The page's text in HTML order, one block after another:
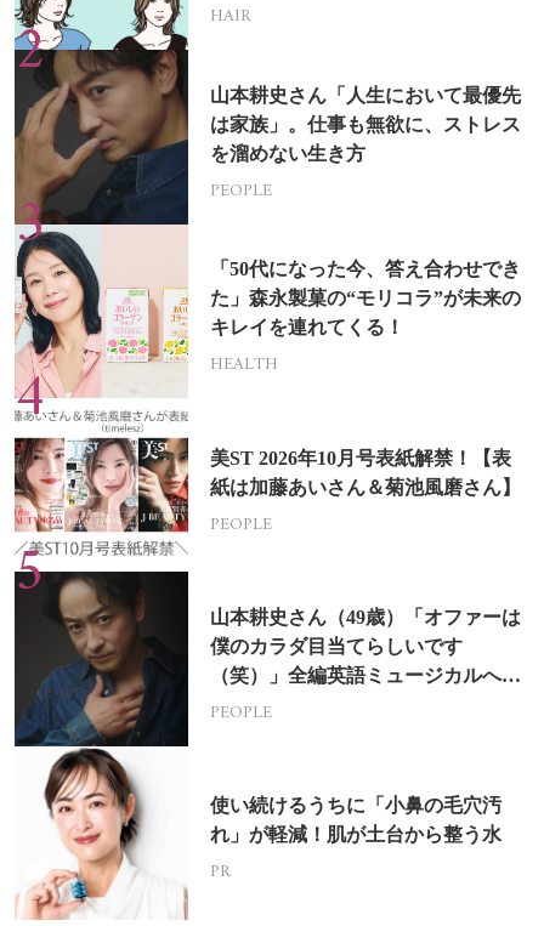
HAIR
山本耕史さん「人生において最優先
は家族」。仕事も無欲に、ストレス
を溜めない生き方
PEOPLE
「50代になった今、答え合わせでき
た」森永製菓の“モリコラ”が未来の
キレイを連れてくる！
HEALTH
美ST 2026年10月号表紙解禁！【表
紙は加藤あいさん＆菊池風磨さん】
PEOPLE
山本耕史さん（49歳）「オファーは
僕のカラダ目当てらしいです
（笑）」全編英語ミュージカルへの
挑戦
PEOPLE
使い続けるうちに「小鼻の毛穴汚
れ」が軽減！肌が土台から整う水
PR